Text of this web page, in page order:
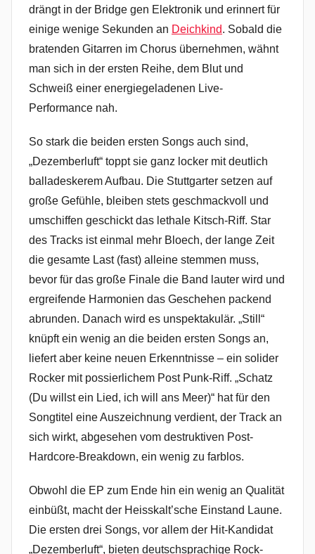
drängt in der Bridge gen Elektronik und erinnert für
einige wenige Sekunden an Deichkind. Sobald die
bratenden Gitarren im Chorus übernehmen, wähnt
man sich in der ersten Reihe, dem Blut und
Schweiß einer energiegeladenen Live-
Performance nah.
So stark die beiden ersten Songs auch sind,
„Dezemberluft“ toppt sie ganz locker mit deutlich
balladeskerem Aufbau. Die Stuttgarter setzen auf
große Gefühle, bleiben stets geschmackvoll und
umschiffen geschickt das lethale Kitsch-Riff. Star
des Tracks ist einmal mehr Bloech, der lange Zeit
die gesamte Last (fast) alleine stemmen muss,
bevor für das große Finale die Band lauter wird und
ergreifende Harmonien das Geschehen packend
abrunden. Danach wird es unspektakulär. „Still“
knüpft ein wenig an die beiden ersten Songs an,
liefert aber keine neuen Erkenntnisse – ein solider
Rocker mit possierlichem Post Punk-Riff. „Schatz
(Du willst ein Lied, ich will ans Meer)“ hat für den
Songtitel eine Auszeichnung verdient, der Track an
sich wirkt, abgesehen vom destruktiven Post-
Hardcore-Breakdown, ein wenig zu farblos.
Obwohl die EP zum Ende hin ein wenig an Qualität
einbüßt, macht der Heisskalt’sche Einstand Laune.
Die ersten drei Songs, vor allem der Hit-Kandidat
„Dezemberluft“, bieten deutschsprachige Rock-